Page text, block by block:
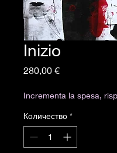
Inizio
280,00 €Цена
Incrementa la spesa,
Количество *